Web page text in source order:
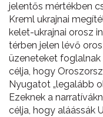
jelentős mértékben
Kreml ukrajnai
kelet-ukrajnai orosz
térben jelen lévő
üzeneteket foglalnak
célja, hogy
Nyugatot „legalább
Ezeknek a
célja, hogy aláássák